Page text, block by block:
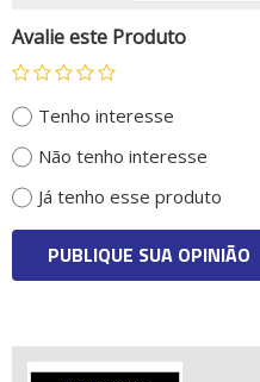
Avalie este Produto
Tenho interesse
Não tenho interesse
Já tenho esse produto
PUBLIQUE SUA OPINIÃO